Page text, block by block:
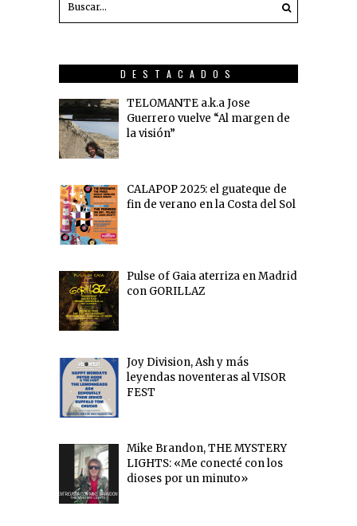
DESTACADOS
TELOMANTE a.k.a Jose
Guerrero vuelve “Al margen de
la visión”
CALAPOP 2025: el guateque de
fin de verano en la Costa del Sol
Pulse of Gaia aterriza en Madrid
con GORILLAZ
Joy Division, Ash y más
leyendas noventeras al VISOR
FEST
Mike Brandon, THE MYSTERY
LIGHTS: «Me conecté con los
dioses por un minuto»